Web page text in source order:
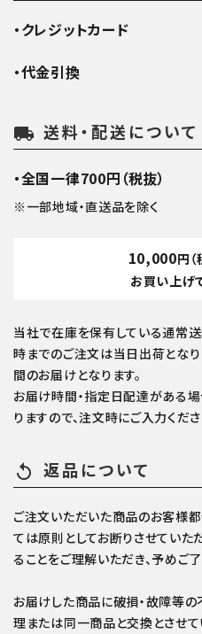
・クレジットカード
・代金引換
local_shipping 送料・配送について
・全国一律700円（税抜）
※一部地域・直送品を除く
10,000円
お買い上げ
当社で在庫を保有している通常
時までのご注文は当日出荷とな
間のお届けとなります。
お届け時間・指定日配達がある
りますので、注文時にご入力くださ
replay 返品について
ご注文いただいた商品のお客様都
ては原則としてお断りさせていた
ることをご理解いただき、予めご了
お届けした商品に破損・故障等
理または同一商品と交換とさせて